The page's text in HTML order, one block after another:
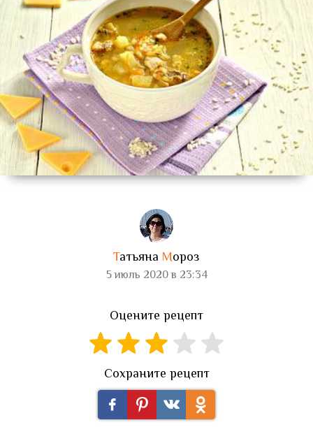
Татьяна Мороз
5 июль 2020 в 23:34
Оцените рецепт
Сохраните рецепт